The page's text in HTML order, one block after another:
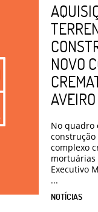
NOVO
AVEIRO
No quadro
complexo
mortuárias
Executivo
...
NOTÍCIAS